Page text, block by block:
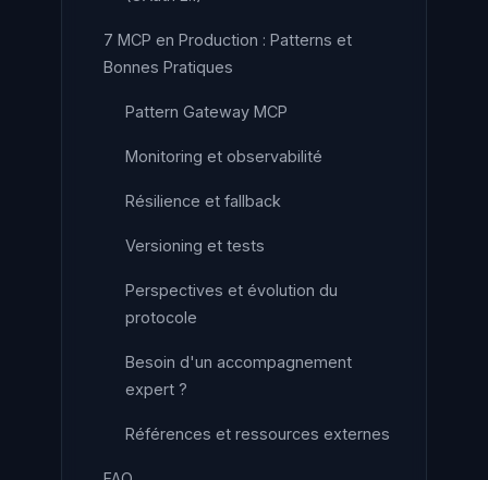
7 MCP en Production : Patterns et
Bonnes Pratiques
Pattern Gateway MCP
Monitoring et observabilité
Résilience et fallback
Versioning et tests
Perspectives et évolution du
protocole
Besoin d'un accompagnement
expert ?
Références et ressources externes